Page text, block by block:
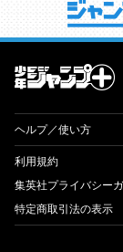
才能溢れる
ヘルプ／使い方
利用規約
集英社プライバシー
特定商取引法の表示